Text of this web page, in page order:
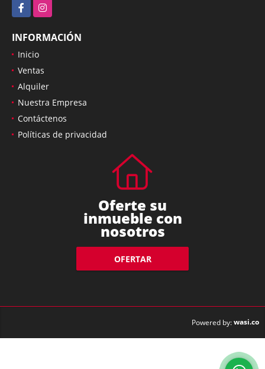
FacebookInstagram
INFORMACIÓN
Inicio
Ventas
Alquiler
Nuestra Empresa
Contáctenos
Oferte su
inmueble con
nosotros
OFERTAR
Powered by:wasi.co